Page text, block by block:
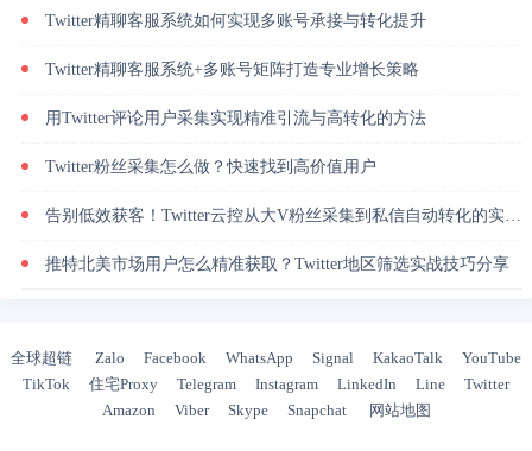
Twitter精聊客服系统如何实现多账号承接与转化提升
Twitter精聊客服系统+多账号矩阵打造专业增长策略
用Twitter评论用户采集实现精准引流与高转化的方法
Twitter粉丝采集怎么做？快速找到高价值用户
告别低效获客！Twitter云控从大V粉丝采集到私信自动转化的实操闭环
推特北美市场用户怎么精准获取？Twitter地区筛选实战技巧分享
全球超链 Zalo Facebook WhatsApp Signal KakaoTalk
YouTube
TikTok
住宅Proxy Telegram Instagram LinkedIn Line
Twitter
Amazon
Viber Skype Snapchat 网站地图